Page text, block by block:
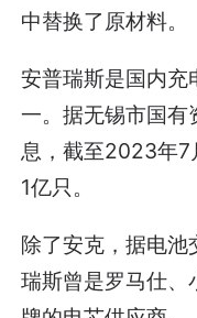
中替换了原材料。
安普瑞斯是国内充
一。据无锡市国有
息，截至2023年7
1亿只。
除了安克，据电
瑞斯曾是罗马仕、